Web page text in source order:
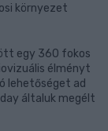
környezet
egy 360 fokos
élményt
lehetőséget ad
általuk megélt